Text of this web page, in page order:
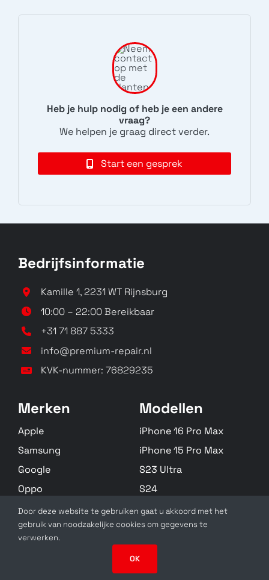
G011A G-2PW4200
Heb je hulp nodig of heb je een andere
vraag?
We helpen je graag direct verder.
Start een gesprek
Bedrijfsinformatie
Kamille 1, 2231 WT Rijnsburg
10:00 – 22:00 Bereikbaar
+31 71 887 5333
info@premium-repair.nl
KVK-nummer: 76829235
Merken
Apple
Samsung
Google
Oppo
Huawei
Zebra
Modellen
iPhone 16 Pro Max
iPhone 15 Pro Max
S23 Ultra
S24
S22 Plus
Alle Modellen
SolidSlick Web Design 2025 ©
Door deze website te gebruiken gaat u akkoord met het
gebruik van noodzakelijke cookies om gegevens te
verwerken.
OK